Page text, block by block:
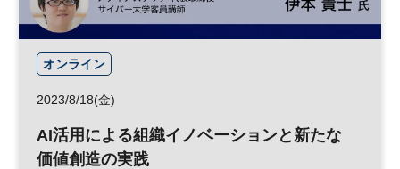
オンライン
2023/8/18(金)
AI活用による組織イノベーションと新たな
価値創造の実践